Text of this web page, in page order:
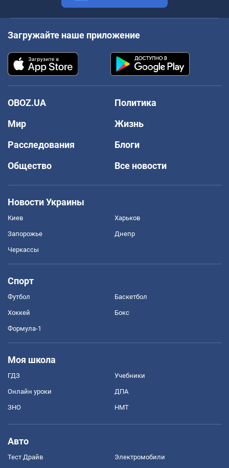
Загружайте наше приложение
OBOZ.UA
Политика
Мир
Жизнь
Расследования
Блоги
Общество
Все новости
Новости Украины
Киев Харьков
Запорожье Днепр
Черкассы
Спорт
Футбол Баскетбол
Хоккей Бокс
Формула-1
Моя школа
ГДЗ Учебники
Онлайн уроки ДПА
ЗНО НМТ
Авто
Тест Драйв Электромобили